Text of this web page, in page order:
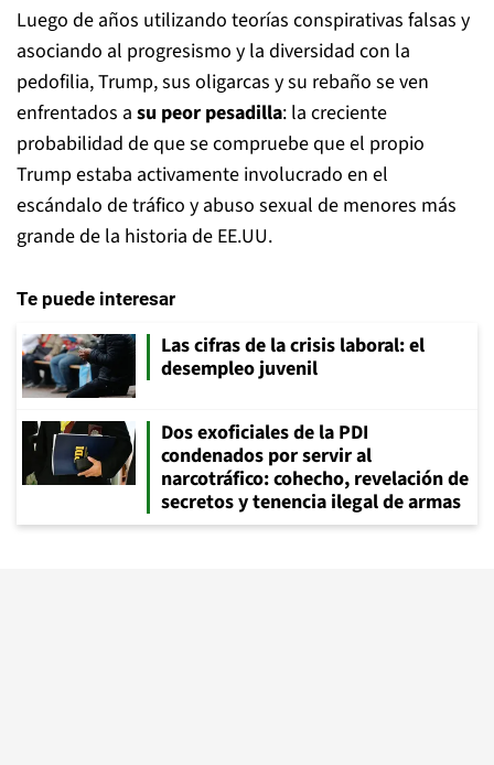
Luego de años utilizando teorías conspirativas falsas y
asociando al progresismo y la diversidad con la
pedofilia, Trump, sus oligarcas y su rebaño se ven
enfrentados a su peor pesadilla: la creciente
probabilidad de que se compruebe que el propio
Trump estaba activamente involucrado en el
escándalo de tráfico y abuso sexual de menores más
grande de la historia de EE.UU.
Te puede interesar
Las cifras de la crisis laboral: el
desempleo juvenil
Dos exoficiales de la PDI
condenados por servir al
narcotráfico: cohecho, revelación de
secretos y tenencia ilegal de armas